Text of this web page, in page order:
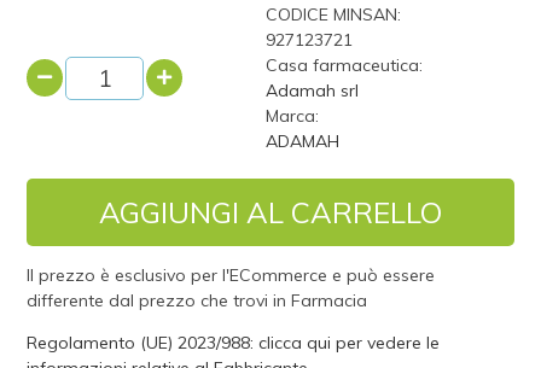
CODICE MINSAN:
927123721
Casa farmaceutica:
Adamah srl
Marca:
ADAMAH
AGGIUNGI AL CARRELLO
Il prezzo è esclusivo per l'ECommerce e può essere
differente dal prezzo che trovi in Farmacia
Regolamento (UE) 2023/988: clicca qui per vedere le